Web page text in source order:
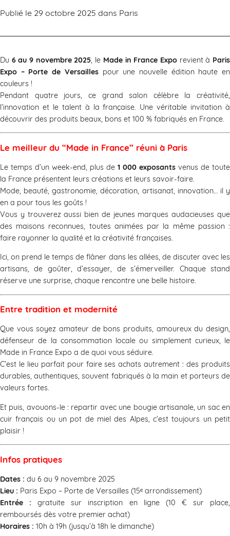
Publié le 29 octobre 2025 dans Paris
Du 6 au 9 novembre 2025, le Made in France Exporevient à Paris
Expo – Porte de Versaillespour une nouvelle édition haute en
couleurs !
Pendant quatre jours, ce grand salon célèbre la créativité,
l’innovation et le talent à la française. Une véritable invitation à
découvrir des produits beaux, bons et 100 % fabriqués en France.
Le meilleur du “Made in France” réuni à Paris
Le temps d’un week-end, plus de 1 000 exposants venus de toute
la France présentent leurs créations et leurs savoir-faire.
Mode, beauté, gastronomie, décoration, artisanat, innovation… il y
en a pour tous les goûts !
Vous y trouverez aussi bien de jeunes marques audacieuses que
des maisons reconnues, toutes animées par la même passion :
faire rayonner la qualité et la créativité françaises.
Ici, on prend le temps de flâner dans les allées, de discuter avec les
artisans, de goûter, d’essayer, de s’émerveiller. Chaque stand
réserve une surprise, chaque rencontre une belle histoire.
Entre tradition et modernité
Que vous soyez amateur de bons produits, amoureux du design,
défenseur de la consommation locale ou simplement curieux, le
Made in France Expo a de quoi vous séduire.
C’est le lieu parfait pour faire ses achats autrement : des produits
durables, authentiques, souvent fabriqués à la main et porteurs de
valeurs fortes.
Et puis, avouons-le : repartir avec une bougie artisanale, un sac en
cuir français ou un pot de miel des Alpes, c’est toujours un petit
plaisir !
Infos pratiques
Dates : du 6 au 9 novembre 2025
Lieu : Paris Expo – Porte de Versailles (15ᵉ arrondissement)
Entrée : gratuite sur inscription en ligne (10 € sur place,
remboursés dès votre premier achat)
Horaires : 10h à 19h (jusqu’à 18h le dimanche)